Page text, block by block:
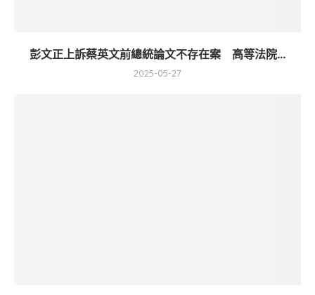
彭文正上訴蔡英文前總統論文不存在案 高等法院...
2025-05-27